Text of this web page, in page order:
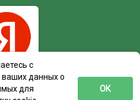
с
ваших данных о
для
ОК